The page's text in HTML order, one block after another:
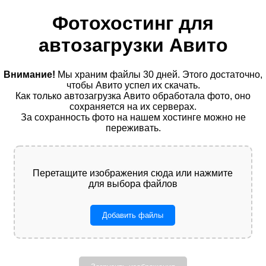
Фотохостинг для
автозагрузки Авито
Внимание! Мы храним файлы 30 дней. Этого достаточно,
чтобы Авито успел их скачать.
Как только автозагрузка Авито обработала фото, оно
сохраняется на их серверах.
За сохранность фото на нашем хостинге можно не
переживать.
Перетащите изображения сюда или нажмите
для выбора файлов
Добавить файлы